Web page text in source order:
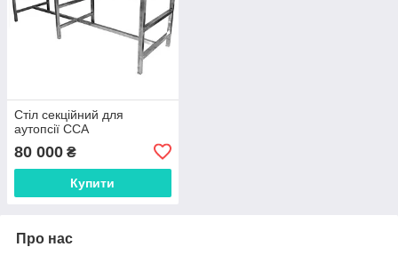
Стіл секційний для
аутопсії ССА
80 000 ₴
Купити
Про нас